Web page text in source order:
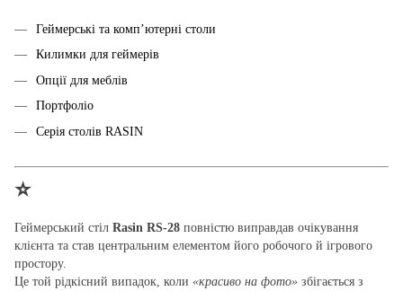
Геймерські та комп’ютерні столи
Килимки для геймерів
Опції для меблів
Портфоліо
Серія столів RASIN
⭐
Геймерський стіл Rasin RS-28 повністю виправдав очікування
клієнта та став центральним елементом його робочого й ігрового
простору.
Це той рідкісний випадок, коли «красиво на фото» збігається з